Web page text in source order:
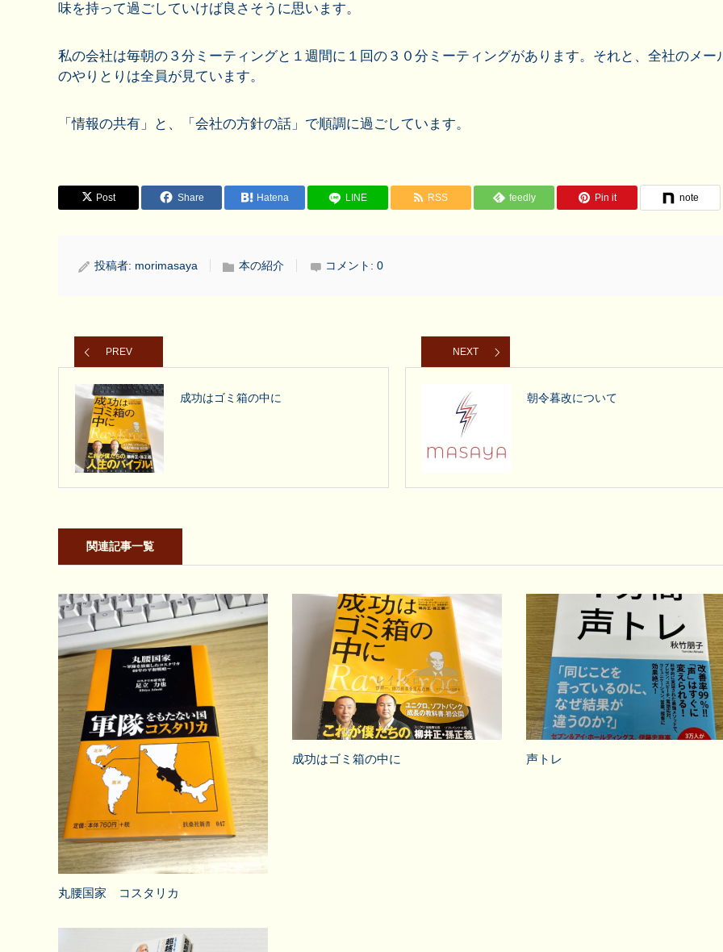
味を持って過ごしていけば良さそうに思います。
私の会社は毎朝の３分ミーティングと１週間に１回の３０分ミーティングがあります。それと、全社のメー
のやりとりは全員が見ています。
「情報の共有」と、「会社の方針の話」で順調に過ごしています。
Post Share Hatena LINE RSS feedly Pin it note
投稿者: morimasaya 本の紹介 コメント: 0
PREV
成功はゴミ箱の中に
NEXT
朝令暮改について
関連記事一覧
丸腰国家 コスタリカ
成功はゴミ箱の中に 声トレ